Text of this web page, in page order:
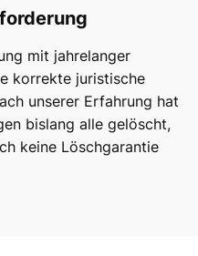
mit jahrelanger
korrekte juristische
unserer Erfahrung hat
bislang alle gelöscht,
keine Löschgarantie